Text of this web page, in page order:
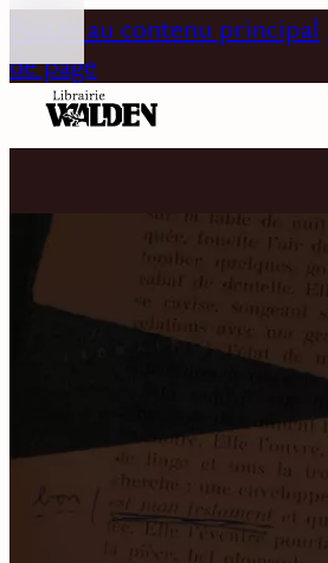
Passer au contenu principal
de page